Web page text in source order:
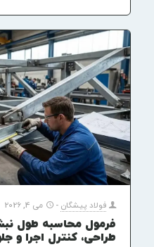
فولاد پیشگان - می 4, 2026
فرمول محاسبه طول
طراحی، کنترل اجرا و